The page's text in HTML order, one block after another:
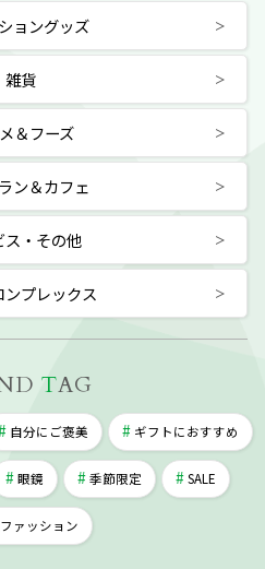
ョングッズ
雑貨
＆フーズ
ン＆カフェ
ス・その他
ンプレックス
TAG
自分にご褒美 ギフトにおすすめ
眼鏡 季節限定 SALE
ァッション